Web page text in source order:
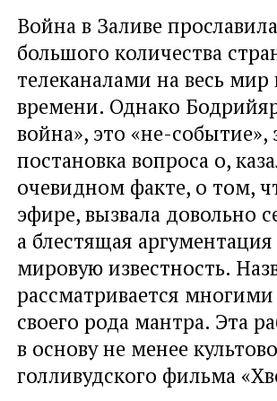
Война в Заливе
большого количества
телеканалами на весь
времени. Однако
война», это «не-
постановка вопроса о,
очевидном факте, о том,
эфире, вызвала довольно
а блестящая
мировую известность.
рассматривается
своего рода мантра. Эта
в основу не менее
голливудского фильма